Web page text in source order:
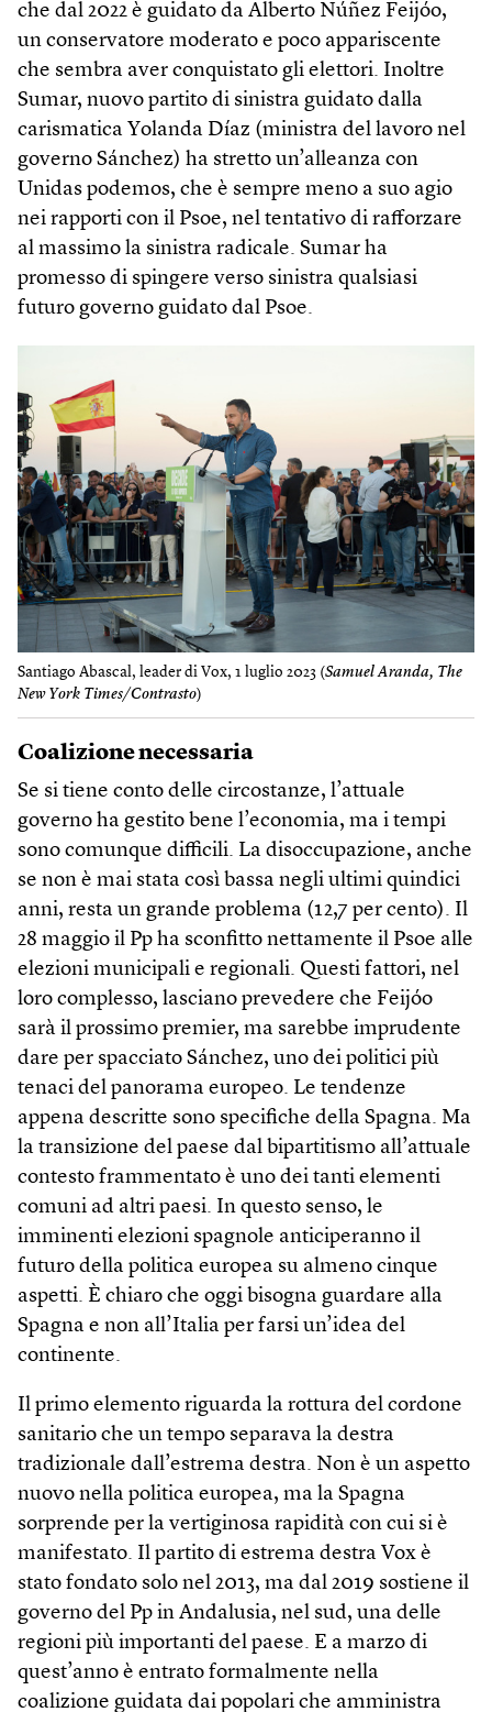
che dal 2022 è guidato da Alberto Núñez Feijóo,
un conservatore moderato e poco appariscente
che sembra aver conquistato gli elettori. Inoltre
Sumar, nuovo partito di sinistra guidato dalla
carismatica Yolanda Díaz (ministra del lavoro nel
governo Sánchez) ha stretto un’alleanza con
Unidas podemos, che è sempre meno a suo agio
nei rapporti con il Psoe, nel tentativo di rafforzare
al massimo la sinistra radicale. Sumar ha
promesso di spingere verso sinistra qualsiasi
futuro governo guidato dal Psoe.
Santiago Abascal, leader di Vox, 1 luglio 2023 (Samuel Aranda, The
New York Times/Contrasto)
Coalizione necessaria
Se si tiene conto delle circostanze, l’attuale
governo ha gestito bene l’economia, ma i tempi
sono comunque difficili. La disoccupazione, anche
se non è mai stata così bassa negli ultimi quindici
anni, resta un grande problema (12,7 per cento). Il
28 maggio il Pp ha sconfitto nettamente il Psoe alle
elezioni municipali e regionali. Questi fattori, nel
loro complesso, lasciano prevedere che Feijóo
sarà il prossimo premier, ma sarebbe imprudente
dare per spacciato Sánchez, uno dei politici più
tenaci del panorama europeo. Le tendenze
appena descritte sono specifiche della Spagna. Ma
la transizione del paese dal bipartitismo all’attuale
contesto frammentato è uno dei tanti elementi
comuni ad altri paesi. In questo senso, le
imminenti elezioni spagnole anticiperanno il
futuro della politica europea su almeno cinque
aspetti. È chiaro che oggi bisogna guardare alla
Spagna e non all’Italia per farsi un’idea del
continente.
Il primo elemento riguarda la rottura del cordone
sanitario che un tempo separava la destra
tradizionale dall’estrema destra. Non è un aspetto
nuovo nella politica europea, ma la Spagna
sorprende per la vertiginosa rapidità con cui si è
manifestato. Il partito di estrema destra Vox è
stato fondato solo nel 2013, ma dal 2019 sostiene il
governo del Pp in Andalusia, nel sud, una delle
regioni più importanti del paese. E a marzo di
quest’anno è entrato formalmente nella
coalizione guidata dai popolari che amministra